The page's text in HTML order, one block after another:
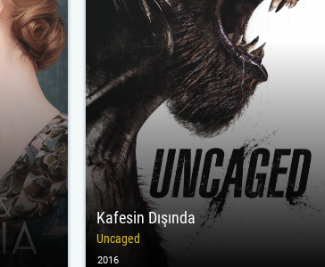
Kafesin Dışında
Uncaged
2016